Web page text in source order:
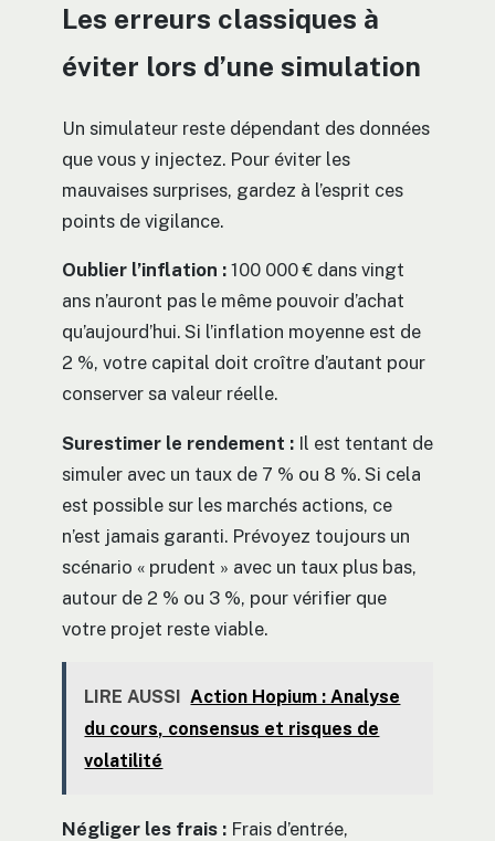
Les erreurs classiques à
éviter lors d’une simulation
Un simulateur reste dépendant des données
que vous y injectez. Pour éviter les
mauvaises surprises, gardez à l’esprit ces
points de vigilance.
Oublier l’inflation : 100 000 € dans vingt
ans n’auront pas le même pouvoir d’achat
qu’aujourd’hui. Si l’inflation moyenne est de
2 %, votre capital doit croître d’autant pour
conserver sa valeur réelle.
Surestimer le rendement : Il est tentant de
simuler avec un taux de 7 % ou 8 %. Si cela
est possible sur les marchés actions, ce
n’est jamais garanti. Prévoyez toujours un
scénario « prudent » avec un taux plus bas,
autour de 2 % ou 3 %, pour vérifier que
votre projet reste viable.
LIRE AUSSI Action Hopium : Analyse
du cours, consensus et risques de
volatilité
Négliger les frais : Frais d’entrée,